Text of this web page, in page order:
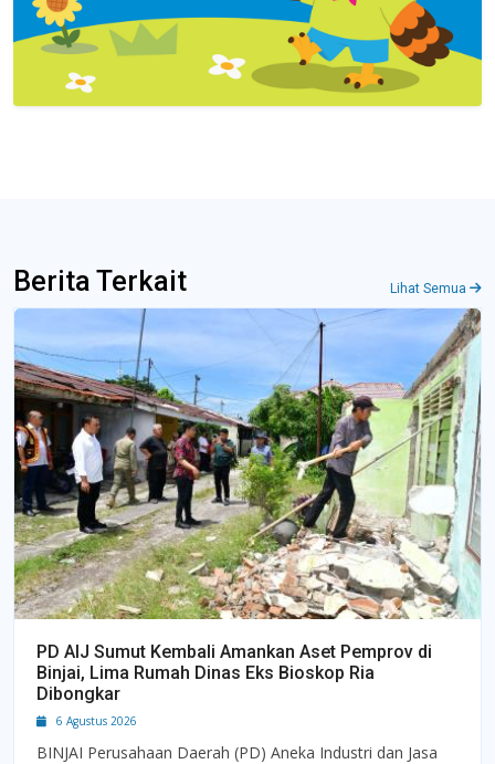
Berita Terkait Lihat Semua
PD AIJ Sumut Kembali Amankan Aset Pemprov di
Binjai, Lima Rumah Dinas Eks Bioskop Ria
Dibongkar
6 Agustus 2026
BINJAI Perusahaan Daerah (PD) Aneka Industri dan Jasa